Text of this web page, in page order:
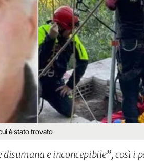
è stato trovato
disumana e inconcepibile”, così i